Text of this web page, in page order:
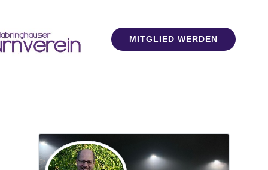
MITGLIED WERDEN